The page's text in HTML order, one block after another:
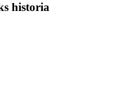
historia